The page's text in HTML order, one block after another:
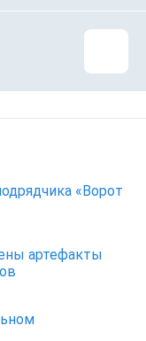
«Ворот
артефакты